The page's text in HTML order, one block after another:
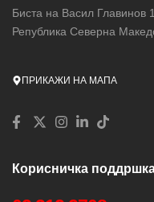
Биста на Васил Главинов
Република Северна
ПРИКАЖИ НА МАПА
Корисничка